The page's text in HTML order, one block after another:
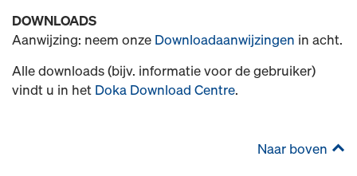
DOWNLOADS
Aanwijzing: neem onze Downloadaanwijzingen in acht.
Alle downloads (bijv. informatie voor de gebruiker)
vindt u in het Doka Download Centre.
Naar boven